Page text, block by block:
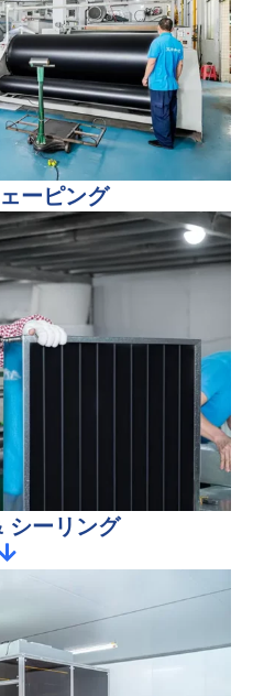
ーピング
シーリング